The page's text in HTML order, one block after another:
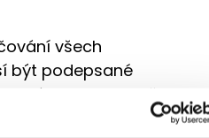
všech
být podepsané
na straně